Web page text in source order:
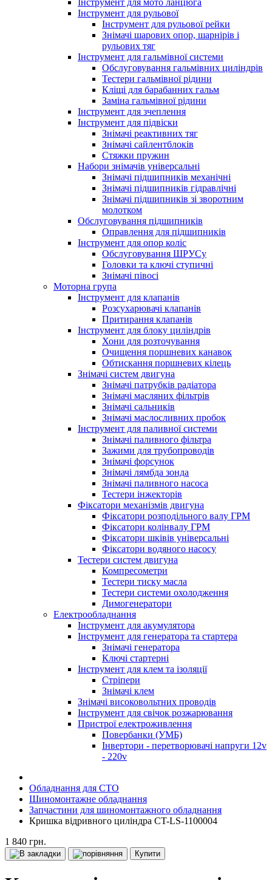
Інструмент для мото ланцюга
Інструмент для рульової
Інструмент для рульової рейки
Знімачі шарових опор, шарнірів і
рульових тяг
Інструмент для гальмівної системи
Обслуговування гальмівних циліндрів
Тестери гальмівної рідини
Кліщі для барабанних гальм
Заміна гальмівної рідини
Інструмент для зчеплення
Інструмент для підвіски
Знімачі реактивних тяг
Знімачі сайлентблоків
Стяжки пружин
Набори знімачів універсальні
Знімачі підшипників механічні
Знімачі підшипників гідравлічні
Знімачі підшипників зі зворотним
молотком
Обслуговування підшипників
Оправлення для підшипників
Інструмент для опор коліс
Обслуговування ШРУСу
Головки та ключі ступичні
Знімачі півосі
Моторна група
Інструмент для клапанів
Розсухарювачі клапанів
Притирання клапанів
Інструмент для блоку циліндрів
Хони для розточування
Очищення поршневих канавок
Обтискання поршневих кілець
Знімачі систем двигуна
Знімачі патрубків радіатора
Знімачі масляних фільтрів
Знімачі сальників
Знімачі маслосливних пробок
Інструмент для паливної системи
Знімачі паливного фільтра
Зажими для трубопроводів
Знімачі форсунок
Знімачі лямбда зонда
Знімачі паливного насоса
Тестери інжекторів
Фіксатори механізмів двигуна
Фіксатори розподільного валу ГРМ
Фіксатори колінвалу ГРМ
Фіксатори шківів універсальні
Фіксатори водяного насосу
Тестери систем двигуна
Компресометри
Тестери тиску масла
Тестери системи охолодження
Димогенератори
Електрообладнання
Інструмент для акумулятора
Інструмент для генератора та стартера
Знімачі генератора
Ключі стартерні
Інструмент для клем та ізоляції
Стріпери
Знімачі клем
Знімачі високовольтних проводів
Інструмент для свічок розжарювання
Пристрої електроживлення
Повербанки (УМБ)
Інвертори - перетворювачі напруги 12v
- 220v
Обладнання для СТО
Шиномонтажне обладнання
Запчастини для шиномонтажного обладнання
Кришка відривного циліндра CT-LS-1100004
1 840 грн.
Купити